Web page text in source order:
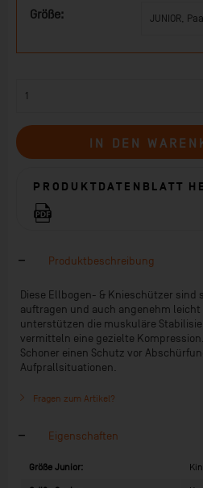
Größe:
IN DEN
PRODUKTDATENBLATT
Produktbeschreibung
Diese Ellbogen- & Knieschützer
auftragen und auch angenehm leicht
unterstützen die muskuläre
vermitteln eine gezielte
Schoner einen Schutz vor
Aufprallsituationen.
Fragen zum Artikel?
Eigenschaften
Größe Junior: